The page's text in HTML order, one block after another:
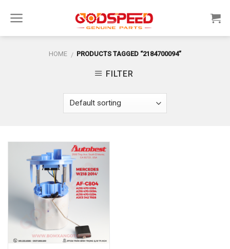
HOME / PRODUCTS TAGGED “2184700094”
FILTER